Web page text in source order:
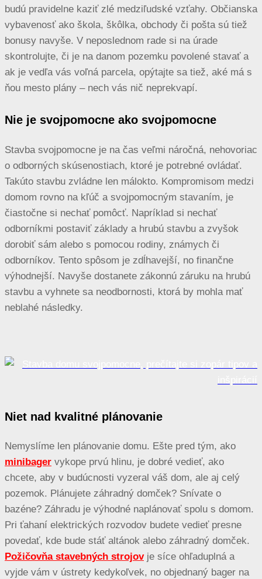
budú pravidelne kaziť zlé medziľudské vzťahy. Občianska
vybavenosť ako škola, škôlka, obchody či pošta sú tiež
bonusy navyše. V neposlednom rade si na úrade
skontrolujte, či je na danom pozemku povolené stavať a
ak je vedľa vás voľná parcela, opýtajte sa tiež, aké má s
ňou mesto plány – nech vás nič neprekvapí.
Nie je svojpomocne ako svojpomocne
Stavba svojpomocne je na čas veľmi náročná, nehovoriac
o odborných skúsenostiach, ktoré je potrebné ovládať.
Takúto stavbu zvládne len málokto. Kompromisom medzi
domom rovno na kľúč a svojpomocným stavaním, je
čiastočne si nechať pomôcť. Napríklad si nechať
odborníkmi postaviť základy a hrubú stavbu a zvyšok
dorobiť sám alebo s pomocou rodiny, známych či
odborníkov. Tento spôsom je zdĺhavejší, no finančne
výhodnejší. Navyše dostanete zákonnú záruku na hrubú
stavbu a vyhnete sa neodbornosti, ktorá by mohla mať
neblahé následky.
Niet nad kvalitné plánovanie
Nemyslíme len plánovanie domu. Ešte pred tým, ako
minibager vykope prvú hlinu, je dobré vedieť, ako
chcete, aby v budúcnosti vyzeral váš dom, ale aj celý
pozemok. Plánujete záhradný domček? Snívate o
bazéne? Záhradu je výhodné naplánovať spolu s domom.
Pri ťahaní elektrických rozvodov budete vedieť presne
povedať, kde bude stáť altánok alebo záhradný domček.
Požičovňa stavebných strojovje síce ohľaduplná a
vyjde vám v ústrety kedykoľvek, no objednaný bager na